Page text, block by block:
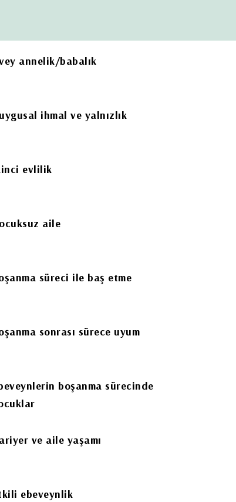
annelik/babalık
ihmal ve yalnızlık
evlilik
aile
süreci ile baş etme
sonrası sürece uyum
boşanma sürecinde
ve aile yaşamı
ebeveynlik